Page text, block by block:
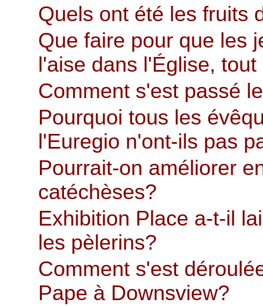
Quels ont été les fruits
Que faire pour que les
l'aise dans l'Église,
Comment s'est passé
Pourquoi tous les
l'Euregio n'ont-ils pas
Pourrait-on améliorer
catéchèses?
Exhibition Place a-t-il
les pèlerins?
Comment s'est
Pape à Downsview?